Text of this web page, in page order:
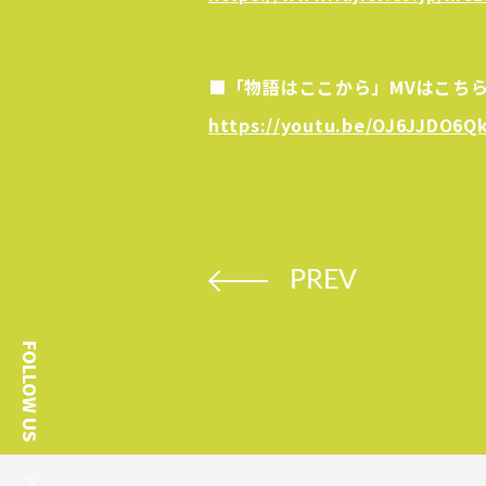
FOLLOW US
■「物語はここから」MVはこち
https://youtu.be/
PREV